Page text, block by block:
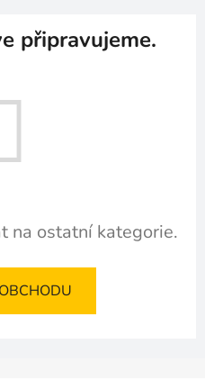
připravujeme.
na ostatní kategorie.